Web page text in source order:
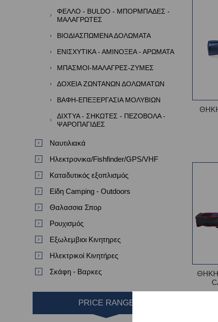
ΘΗΚΗ
ΦΕΛΛΟ - BULDO - ΜΠΟΡΜΠΑΔΕΣ -
ΜΑΛΑΓΡΩΤΕΣ
ΒΙΟΔΙΑΣΠΩΜΕΝΑ ΔΟΛΩΜΑΤΑ
ΕΝΙΣΧΥΤΙΚΑ - ΑΜΙΝΟΞΕΑ - ΑΡΩΜΑΤΑ
ΜΠΑΣΜΟΙ-ΜΑΛΑΓΡΕΣ-ΖΥΜΕΣ
ΔΟΧΕΙΑ ΖΩΝΤΑΝΩΝ ΔΟΛΩΜΑΤΩΝ
ΒΑΦΗ-ΕΠΕΞΕΡΓΑΣΙΑ ΜΟΛΥΒΙΩΝ
ΔΙΧΤΥΑ - ΣΗΚΩΤΕΣ - ΠΕΖΟΒΟΛΑ -
ΨΑΡΟΠΑΓΙΔΕΣ
Ναυτιλιακά
Ηλεκτρονικα/Fishfinder/GPS/VHF
Καταδυτικός εξοπλισμός
Είδη Camping - Outdoors
Θαλασσια Σπορ
Ρουχισμός
Εξωλεμβιοι Κινητηρες
Ηλεκτρικοί Κινητήρες
Σκάφη - Βαρκες
PRICE RANGE